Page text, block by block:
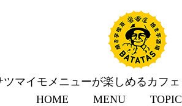
マイモメニューが楽しめるカフェ
HOME
MENU